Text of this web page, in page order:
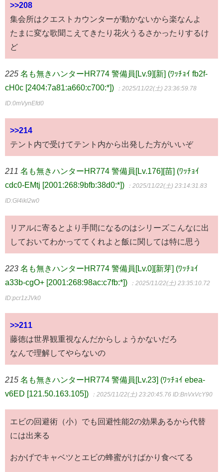
>>208
集会所はクエストカウンターが動かないから楽なんよ
たまに変な歌聞こえてきたり花火うるさかったりするけ
ど
225 名も無きハンターHR774 警備員[Lv.9][新] (ﾜｯﾁｮｲ fb2f-
cH0c [2404:7a81:a660:c700:*])
：2025/11/22(土) 23:36:59.78
ID:0mVynEfd0
>>214
テント内で受けてテント内から出発した方がいいぞ
211 名も無きハンターHR774 警備員[Lv.176][苗] (ﾜｯﾁｮｲ
cdc0-EMtj [2001:268:9bfb:38d0:*])
：2025/11/22(土) 23:14:31.83
ID:Gl4ikl2w0
リアルに寄るとより手間になるのはシリーズこんなに出
しておいてわかっててくれよと飯に関しては特に思う
223 名も無きハンターHR774 警備員[Lv.0][新芽] (ﾜｯﾁｮｲ
a33b-cgO+ [2001:268:98ac:c7fb:*])
：2025/11/22(土) 23:35:10.72
ID:pcr1zJVk0
>>211
藤徳は世界観重視なんだからしょうかないだろ
なんで理解してやらないの
215 名も無きハンターHR774 警備員[Lv.23] (ﾜｯﾁｮｲ ebea-
v6ED [121.50.163.105])
：2025/11/22(土) 23:20:45.76 ID:BnVxVcY90
エビの回避術（小）でも回避性能2の効果あるから代替
には出来る
おかげでキャベツとエビの蜂蜜がけばかり食べてる